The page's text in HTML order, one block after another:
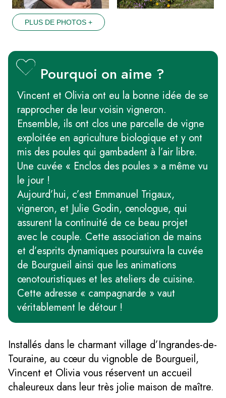
PLUS DE PHOTOS +
Pourquoi on aime ?
Vincent et Olivia ont eu la bonne idée de se
rapprocher de leur voisin vigneron.
Ensemble, ils ont clos une parcelle de vigne
exploitée en agriculture biologique et y ont
mis des poules qui gambadent à l’air libre.
Une cuvée « Enclos des poules » a même vu
le jour !
Aujourd’hui, c’est Emmanuel Trigaux,
vigneron, et Julie Godin, œnologue, qui
assurent la continuité de ce beau projet
avec le couple. Cette association de mains
et d’esprits dynamiques poursuivra la cuvée
de Bourgueil ainsi que les animations
œnotouristiques et les ateliers de cuisine.
Cette adresse « campagnarde » vaut
véritablement le détour !
Installés dans le charmant village d’Ingrandes-de-
Touraine, au cœur du vignoble de Bourgueil,
Vincent et Olivia vous réservent un accueil
chaleureux dans leur très jolie maison de maître.